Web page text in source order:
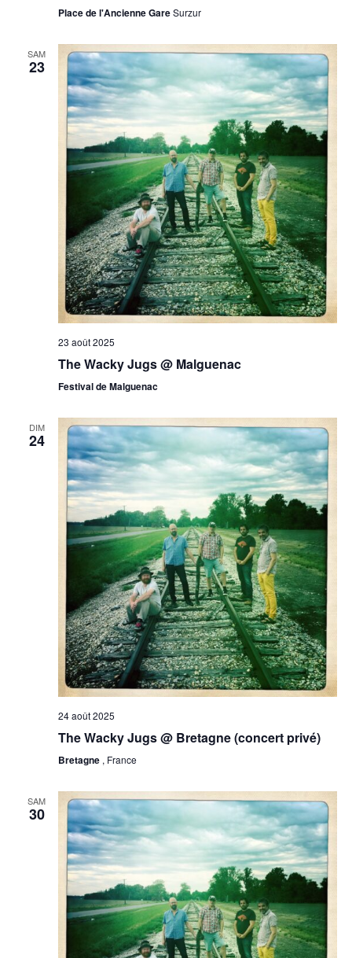
Place de l'Ancienne GareSurzur
SAM
23
23 août 2025
The Wacky Jugs @ Malguenac
Festival de Malguenac
DIM
24
24 août 2025
The Wacky Jugs @ Bretagne (concert privé)
Bretagne , France
SAM
30